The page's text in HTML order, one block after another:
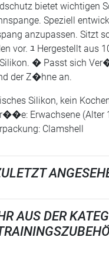
bietet wichtigen
Speziell
anzupassen. Sitzt
vor. ﾕ Hergestellt aus
� Passt sich
der Z�hne an.
Silikon, kein
Erwachsene (Alter
Clamshell
AUS DER